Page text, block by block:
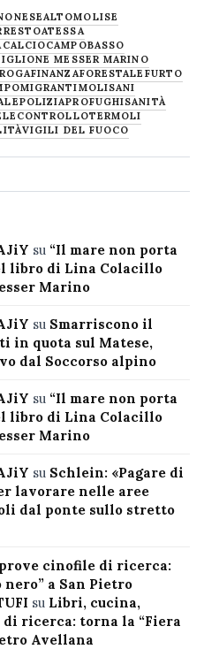
ALTOMOLISE
ATESSA
CALCIOCAMPOBASSO
MESSER MARINO
FINANZAFORESTALE FURTO
MIGRANTIMOLISANI
POLIZIAPROFUGHISANITÀ
TERMOLI
VIGILI DEL FUOCO
su “Il mare non porta
libro di Lina Colacillo
Marino
su Smarriscono il
in quota sul Matese,
dal Soccorso alpino
su “Il mare non porta
libro di Lina Colacillo
Marino
su Schlein: «Pagare di
lavorare nelle aree
dal ponte sullo stretto
cinofile di ricerca:
a San Pietro
su Libri, cucina,
ricerca: torna la “Fiera
Avellana